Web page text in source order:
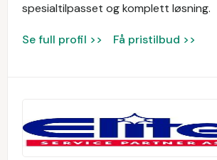
spesialtilpasset og komplett løsning.
Se full profil >> Få pristilbud >>